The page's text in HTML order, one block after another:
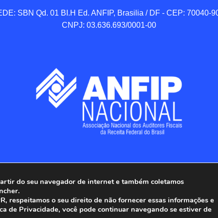
SBN Qd. 01 BI.H Ed. ANFIP, Brasilia / DF - CEP: 70040-
CNPJ: 03.636.693/0001-00
Nacional dos Auditores Fiscais da Receita Federal
Todos os Direitos Reservados.
do seu navegador de internet e também coletamos
respeitamos o seu direito de não fornecer essas informações e
de Privacidade, você pode continuar navegando se estiver de